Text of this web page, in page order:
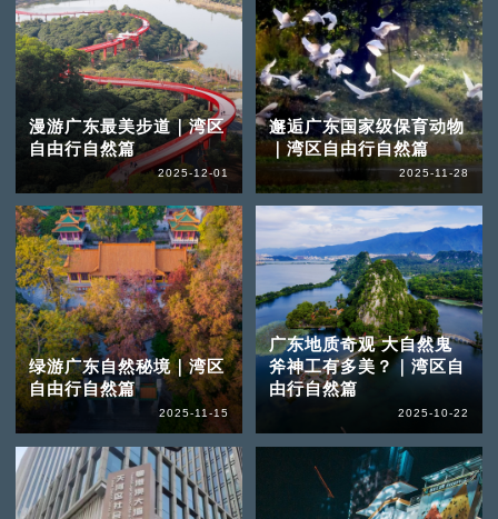
漫游广东最美步道｜湾区
自由行自然篇
2025-12-01
邂逅广东国家级保育动物
｜湾区自由行自然篇
2025-11-28
绿游广东自然秘境｜湾区
自由行自然篇
2025-11-15
广东地质奇观 大自然鬼
斧神工有多美？｜湾区自
由行自然篇
2025-10-22